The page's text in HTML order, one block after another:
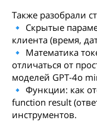
Также разобрали
🔹 Скрытые
клиента (время,
🔹 Математика
отличаться от
моделей GPT-4o
🔹 Функции: как
function result
инструментов.